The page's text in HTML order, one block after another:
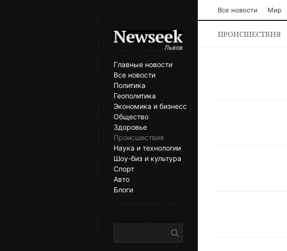
Львов
Главные новости
Все новости
Политика
Геополитика
Экономика и бизнесс
Общество
Здоровье
Происшествия
Наука и технологии
Шоу-биз и культура
Спорт
Авто
Блоги
Все новости Мир
ПРОИСШЕСТВИЯ